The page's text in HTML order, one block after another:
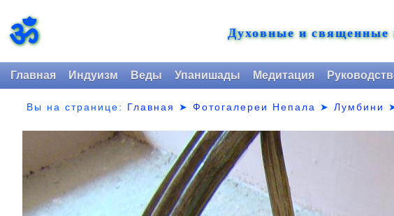
ॐ Духовные и священные
Главная Индуизм Веды Упанишады Медитация
Вы на странице: Главная ➤Фотогалереи Непала ➤Лумбини